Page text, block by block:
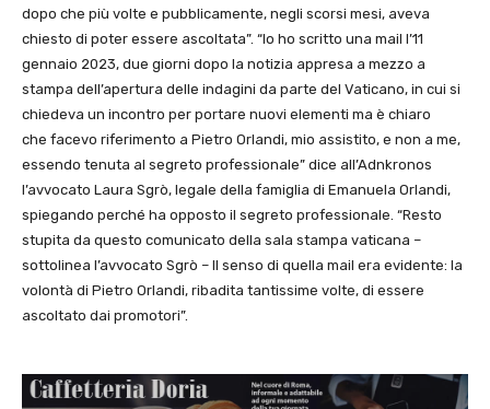
dopo che più volte e pubblicamente, negli scorsi mesi, aveva
chiesto di poter essere ascoltata”. “Io ho scritto una mail l’11
gennaio 2023, due giorni dopo la notizia appresa a mezzo a
stampa dell’apertura delle indagini da parte del Vaticano, in cui si
chiedeva un incontro per portare nuovi elementi ma è chiaro
che facevo riferimento a Pietro Orlandi, mio assistito, e non a me,
essendo tenuta al segreto professionale” dice all’Adnkronos
l’avvocato Laura Sgrò, legale della famiglia di Emanuela Orlandi,
spiegando perché ha opposto il segreto professionale. “Resto
stupita da questo comunicato della sala stampa vaticana –
sottolinea l’avvocato Sgrò – Il senso di quella mail era evidente: la
volontà di Pietro Orlandi, ribadita tantissime volte, di essere
ascoltato dai promotori”.